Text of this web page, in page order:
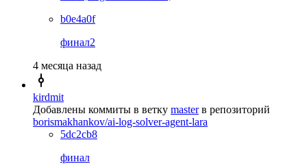
b0e4a0f
финал2
4 месяца назад
kirdmit
Добавлены коммиты в ветку master в репозиторий
borismakhankov/ai-log-solver-agent-lara
5dc2cb8
финал